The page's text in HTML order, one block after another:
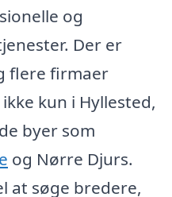
og
Der er
flere firmaer
kun i Hyllested,
byer som
og Nørre Djurs.
at søge bredere,